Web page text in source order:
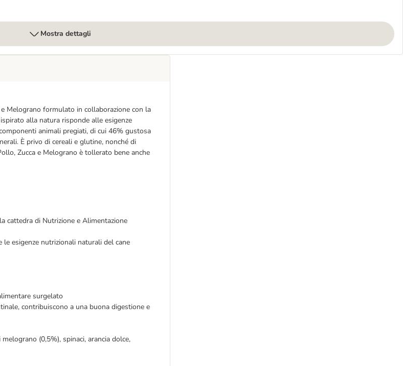
Mostra dettagli
Melograno formulato in collaborazione con la
alla natura risponde alle esigenze
animali pregiati, di cui 46% gustosa
È privo di cereali e glutine, nonché di
Zucca e Melograno è tollerato bene anche
cattedra di Nutrizione e Alimentazione
esigenze nutrizionali naturali del cane
surgelato
contribuiscono a una buona digestione e
(0,5%), spinaci, arancia dolce,